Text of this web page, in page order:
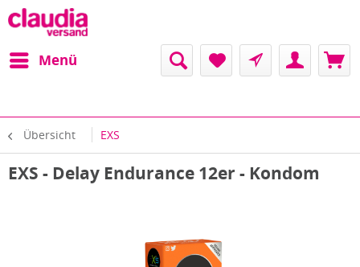
Menü
Übersicht EXS
EXS - Delay Endurance 12er - Kondom